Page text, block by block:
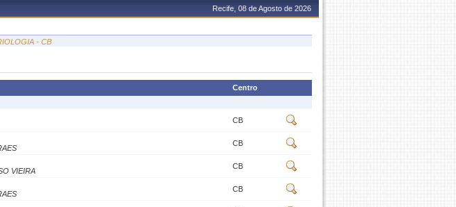
Recife, 08 de Agosto de 2026
- CB
Centro
CB
CB
VIEIRA
CB
CB